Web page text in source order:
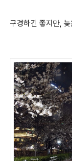
구경하긴 좋지만,